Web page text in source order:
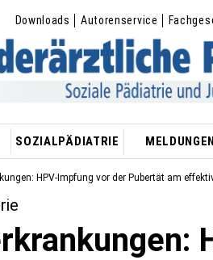
Downloads Autorenservice
SOZIALPÄDIATRIE
HPV-Impfung vor der Pubertät am